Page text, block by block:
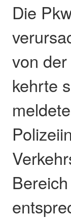
Die
von
kehrte